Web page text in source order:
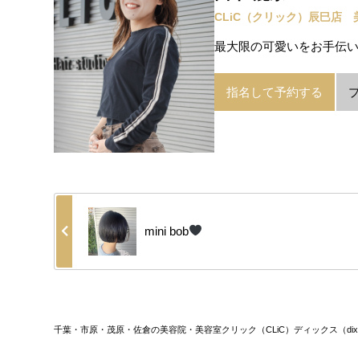
CLiC（クリック）辰巳店
最大限の可愛いをお手伝
指名して予約する
mini bob
千葉・市原・茂原・佐倉の美容院・美容室クリック（CLiC）ディックス（dix